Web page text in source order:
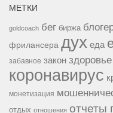
МЕТКИ
goldcoach бег биржа
фрилансера дух еда
забавное закон здоровье
коронавирус
монетизация
отдых отношения отчеты